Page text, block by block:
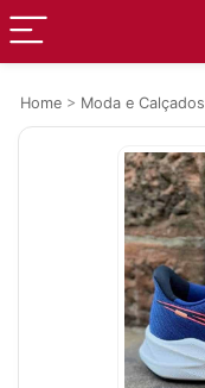
Home > Moda e Calçados